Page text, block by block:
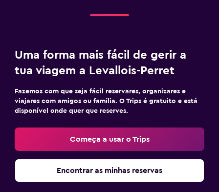
Uma forma mais fácil de gerir a
tua viagem a Levallois-Perret
Fazemos com que seja fácil reservares, organizares e
viajares com amigos ou família. O Trips é gratuito e está
disponível onde quer que reserves.
Começa a usar o Trips
Encontrar as minhas reservas